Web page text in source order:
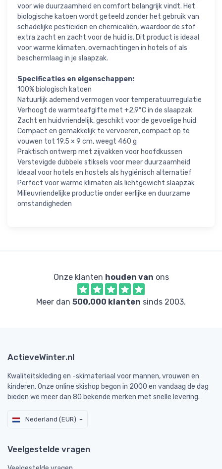
voor wie duurzaamheid en comfort belangrijk vindt. Het
biologische katoen wordt geteeld zonder het gebruik van
schadelijke pesticiden en chemicaliën, waardoor de stof
extra zacht en zacht voor de huid is. Dit product is ideaal
voor warme klimaten, overnachtingen in hotels of als
beschermlaag in je slaapzak.
Specificaties en eigenschappen:
100% biologisch katoen
Natuurlijk ademend vermogen voor temperatuurregulatie
Verhoogt de warmteafgifte met +2,9°C in de slaapzak
Zacht en huidvriendelijk, geschikt voor de gevoelige huid
Compact en gemakkelijk te vervoeren, compact op te
vouwen tot 19,5 × 9 cm, weegt 460 g
Praktisch ontwerp met zijvakken voor hoofdkussen
Verstevigde dubbele stiksels voor meer duurzaamheid
Ideaal voor hotels en hostels als hygiënisch alternatief
Perfect voor warme klimaten als lichtgewicht slaapzak
Milieuvriendelijke productie onder eerlijke en duurzame
omstandigheden
Onze klanten houden van ons
Meer dan 500,000 klanten sinds 2003.
ActieveWinter.nl
Kwaliteitskleding en -skimateriaal voor mannen, vrouwen en
kinderen. Onze online skishop begon in 2000 en vandaag de dag
bieden we meer dan 80 bekende merken met snelle levering.
Nederland (EUR)
Veelgestelde vragen